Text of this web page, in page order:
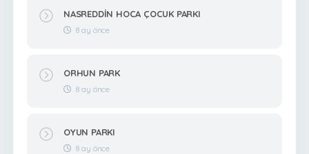
NASREDDİN HOCA ÇOCUK PARKI
8 ay önce
ORHUN PARK
8 ay önce
OYUN PARKI
8 ay önce